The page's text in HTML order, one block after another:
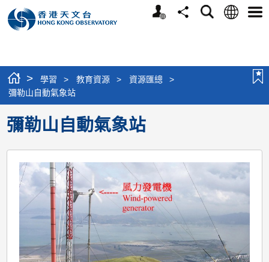
個
分
搜
語
選
> 學習 > 教育資源 > 資源匯總
>
彌勒山自動氣象站
彌勒山自動氣象站